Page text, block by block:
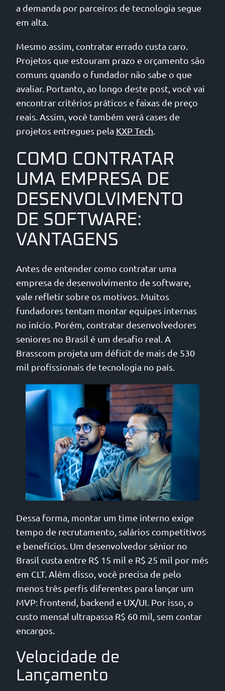
a demanda por parceiros de tecnologia segue
em alta.
Mesmo assim, contratar errado custa caro.
Projetos que estouram prazo e orçamento são
comuns quando o fundador não sabe o que
avaliar. Portanto, ao longo deste post, você vai
encontrar critérios práticos e faixas de preço
reais. Assim, você também verá cases de
projetos entregues pela KXP Tech.
COMO CONTRATAR
UMA EMPRESA DE
DESENVOLVIMENTO
DE SOFTWARE:
VANTAGENS
Antes de entender como contratar uma
empresa de desenvolvimento de software,
vale refletir sobre os motivos. Muitos
fundadores tentam montar equipes internas
no início. Porém, contratar desenvolvedores
seniores no Brasil é um desafio real. A
Brasscom projeta um déficit de mais de 530
mil profissionais de tecnologia no país.
Dessa forma, montar um time interno exige
tempo de recrutamento, salários competitivos
e benefícios. Um desenvolvedor sênior no
Brasil custa entre R$ 15 mil e R$ 25 mil por mês
em CLT. Além disso, você precisa de pelo
menos três perfis diferentes para lançar um
MVP: frontend, backend e UX/UI. Por isso, o
custo mensal ultrapassa R$ 60 mil, sem contar
encargos.
Velocidade de
Lançamento